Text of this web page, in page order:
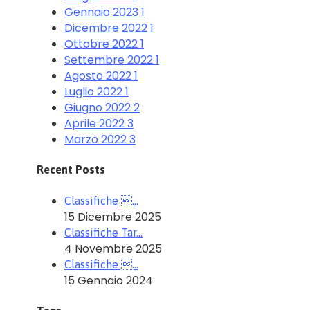
Gennaio 2023 1
Dicembre 20221
Ottobre 20221
Settembre 20221
Agosto 20221
Luglio 20221
Giugno 20222
Aprile 20223
Marzo 20223
Recent Posts
Classifiche …
15 Dicembre 2025
Classifiche Tar…
4 Novembre 2025
Classifiche …
15 Gennaio 2024